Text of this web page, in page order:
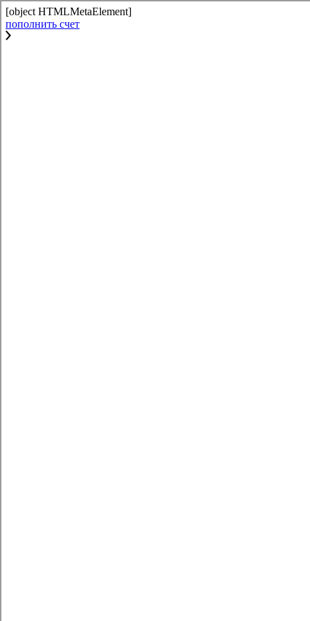
[object HTMLMetaElement]
пополнить счет